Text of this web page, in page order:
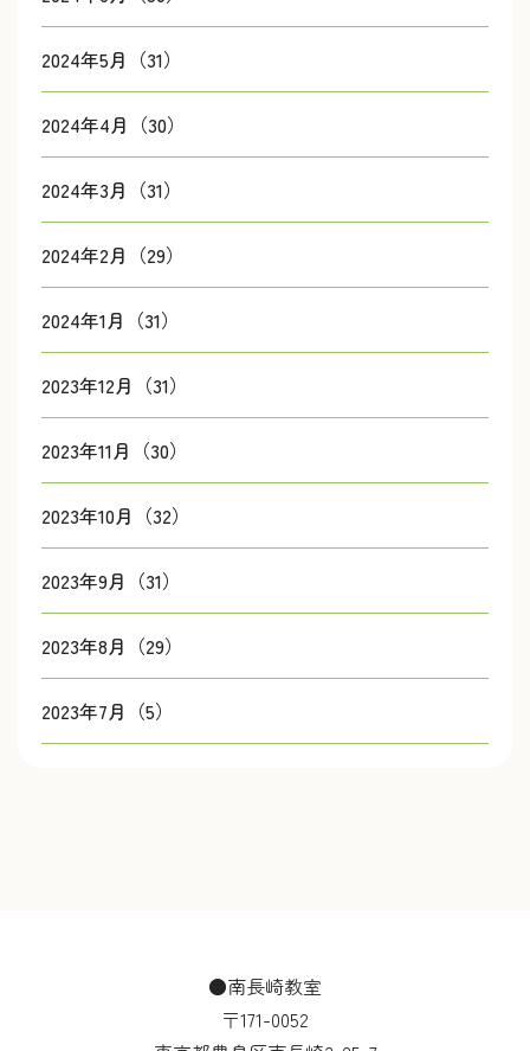
2024年5月（31）
2024年4月（30）
2024年3月（31）
2024年2月（29）
2024年1月（31）
2023年12月（31）
2023年11月（30）
2023年10月（32）
2023年9月（31）
2023年8月（29）
2023年7月（5）
●南長崎教室
〒171-0052